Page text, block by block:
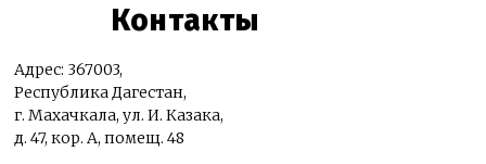
Контакты
Адрес: 367003,
Республика Дагестан,
г. Махачкала, ул. И. Казака,
д. 47, кор. А, помещ. 48